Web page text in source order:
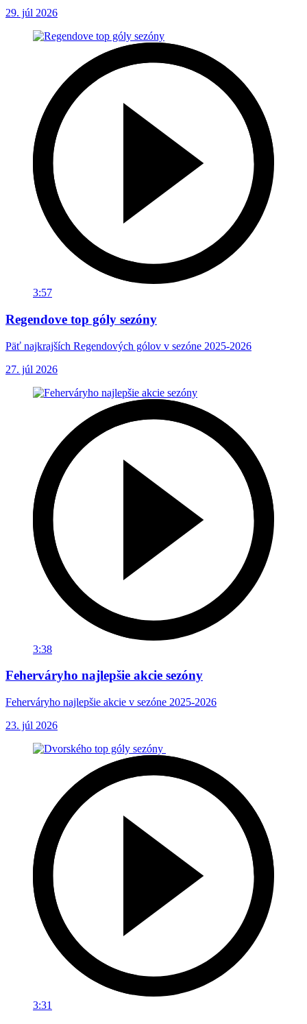
29. júl 2026
3:57
Regendove top góly sezóny
Päť najkrajších Regendových gólov v sezóne 2025-2026
27. júl 2026
3:38
Feherváryho najlepšie akcie sezóny
Feherváryho najlepšie akcie v sezóne 2025-2026
23. júl 2026
3:31